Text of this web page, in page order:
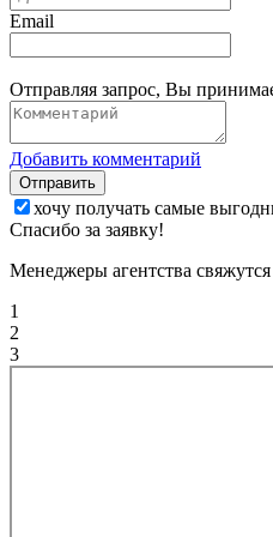
Email
Отправляя запрос, Вы
Добавить комментарий
Отправить
хочу получать самые
Спасибо за заявку!
Менеджеры агентства
1
2
3